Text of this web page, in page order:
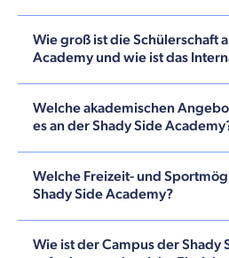
Wie groß ist die Schülerschaft
Academy und wie ist das
Welche akademischen
es an der Shady Side
Welche Freizeit- und
Shady Side Academy?
Wie ist der Campus der Shady